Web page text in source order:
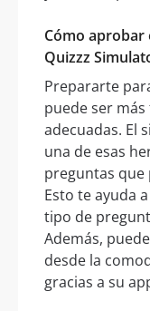
Cómo aprobar
Quizzz
Prepararte
puede ser
adecuadas. El
una de esas
preguntas que
Esto te ayuda
tipo de
Además,
desde la
gracias a su